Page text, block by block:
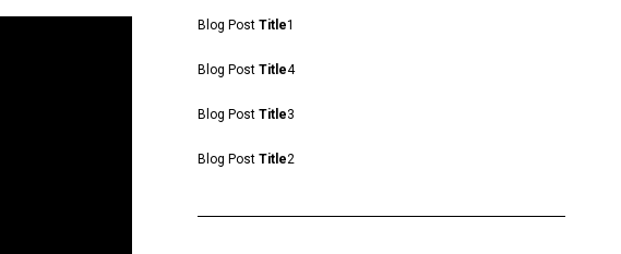
Blog Post Title1
Blog Post Title4
Blog Post Title3
Blog Post Title2